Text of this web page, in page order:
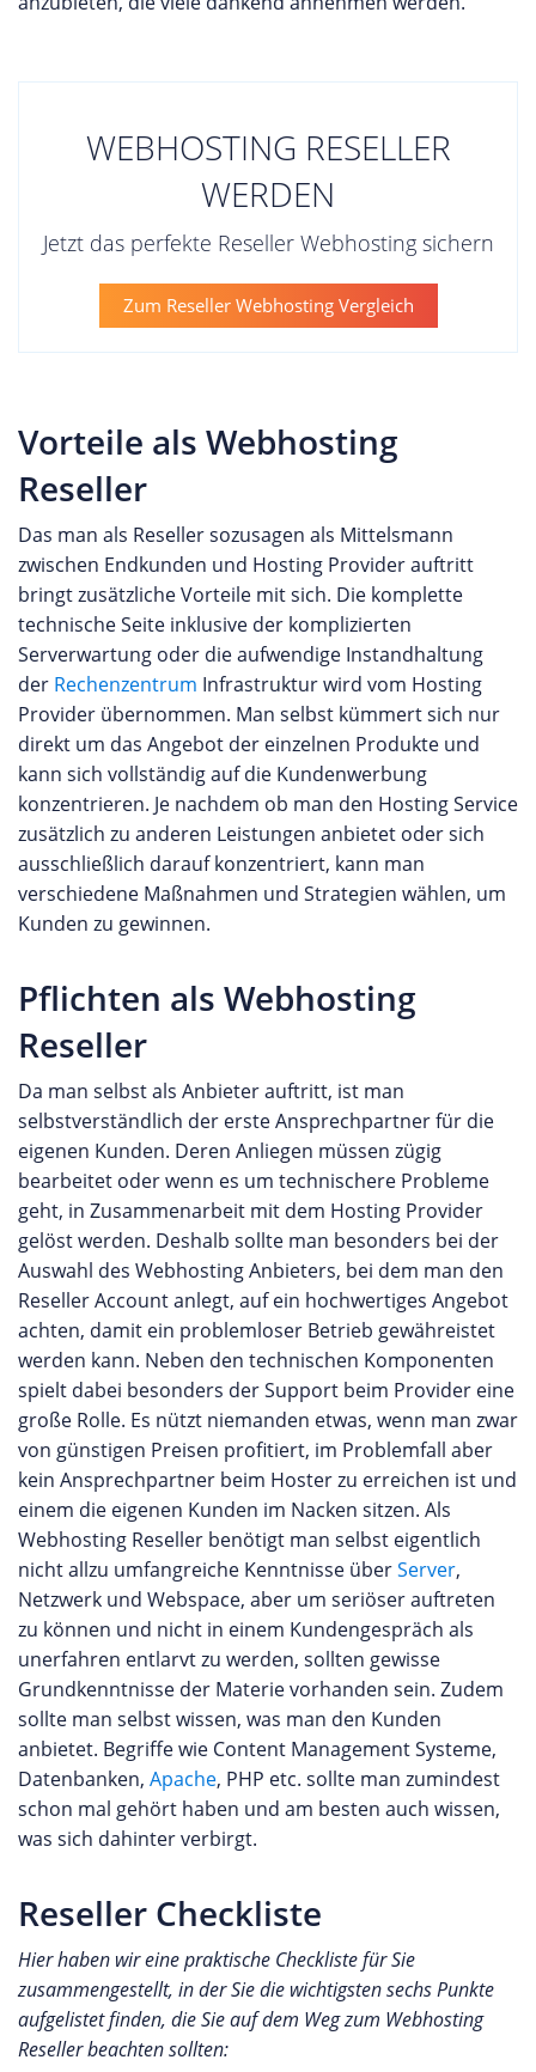
WEBHOSTING RESELLER
WERDEN
Jetzt das perfekte Reseller Webhosting sichern
Zum Reseller Webhosting Vergleich
Vorteile als Webhosting
Reseller
Das man als Reseller sozusagen als Mittelsmann
zwischen Endkunden und Hosting Provider auftritt
bringt zusätzliche Vorteile mit sich. Die komplette
technische Seite inklusive der komplizierten
Serverwartung oder die aufwendige Instandhaltung
der Rechenzentrum Infrastruktur wird vom Hosting
Provider übernommen. Man selbst kümmert sich nur
direkt um das Angebot der einzelnen Produkte und
kann sich vollständig auf die Kundenwerbung
konzentrieren. Je nachdem ob man den Hosting Service
zusätzlich zu anderen Leistungen anbietet oder sich
ausschließlich darauf konzentriert, kann man
verschiedene Maßnahmen und Strategien wählen, um
Kunden zu gewinnen.
Pflichten als Webhosting
Reseller
Da man selbst als Anbieter auftritt, ist man
selbstverständlich der erste Ansprechpartner für die
eigenen Kunden. Deren Anliegen müssen zügig
bearbeitet oder wenn es um technischere Probleme
geht, in Zusammenarbeit mit dem Hosting Provider
gelöst werden. Deshalb sollte man besonders bei der
Auswahl des Webhosting Anbieters, bei dem man den
Reseller Account anlegt, auf ein hochwertiges Angebot
achten, damit ein problemloser Betrieb gewähreistet
werden kann. Neben den technischen Komponenten
spielt dabei besonders der Support beim Provider eine
große Rolle. Es nützt niemanden etwas, wenn man zwar
von günstigen Preisen profitiert, im Problemfall aber
kein Ansprechpartner beim Hoster zu erreichen ist und
einem die eigenen Kunden im Nacken sitzen. Als
Webhosting Reseller benötigt man selbst eigentlich
nicht allzu umfangreiche Kenntnisse überServer,
Netzwerk und Webspace, aber um seriöser auftreten
zu können und nicht in einem Kundengespräch als
unerfahren entlarvt zu werden, sollten gewisse
Grundkenntnisse der Materie vorhanden sein. Zudem
sollte man selbst wissen, was man den Kunden
anbietet. Begriffe wie Content Management Systeme,
Datenbanken, Apache, PHP etc. sollte man zumindest
schon mal gehört haben und am besten auch wissen,
was sich dahinter verbirgt.
Reseller Checkliste
Hier haben wir eine praktische Checkliste für Sie
zusammengestellt, in der Sie die wichtigsten sechs Punkte
aufgelistet finden, die Sie auf dem Weg zum Webhosting
Reseller beachten sollten: